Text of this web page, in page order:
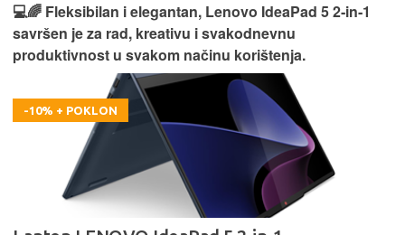
💻🌈 Fleksibilan i elegantan, Lenovo IdeaPad 5 2‑in‑1
savršen je za rad, kreativu i svakodnevnu
produktivnost u svakom načinu korištenja.
-10% + POKLON